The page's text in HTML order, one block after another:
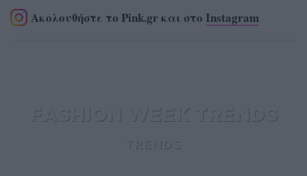
Ακολουθήστε το Pink.gr και στο Instagram
FASHION WEEK TRENDS
TRENDS